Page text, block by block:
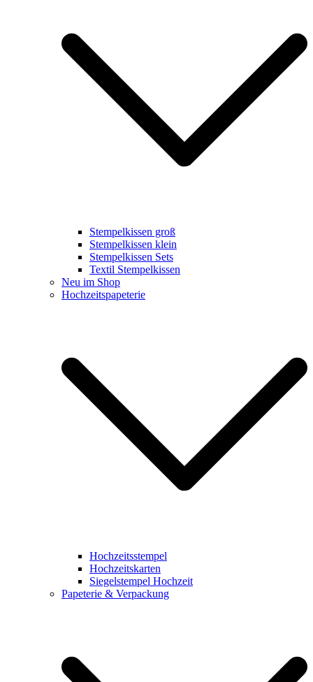
Stempelkissen groß
Stempelkissen klein
Stempelkissen Sets
Textil Stempelkissen
Neu im Shop
Hochzeitspapeterie
Hochzeitsstempel
Hochzeitskarten
Siegelstempel Hochzeit
Papeterie & Verpackung